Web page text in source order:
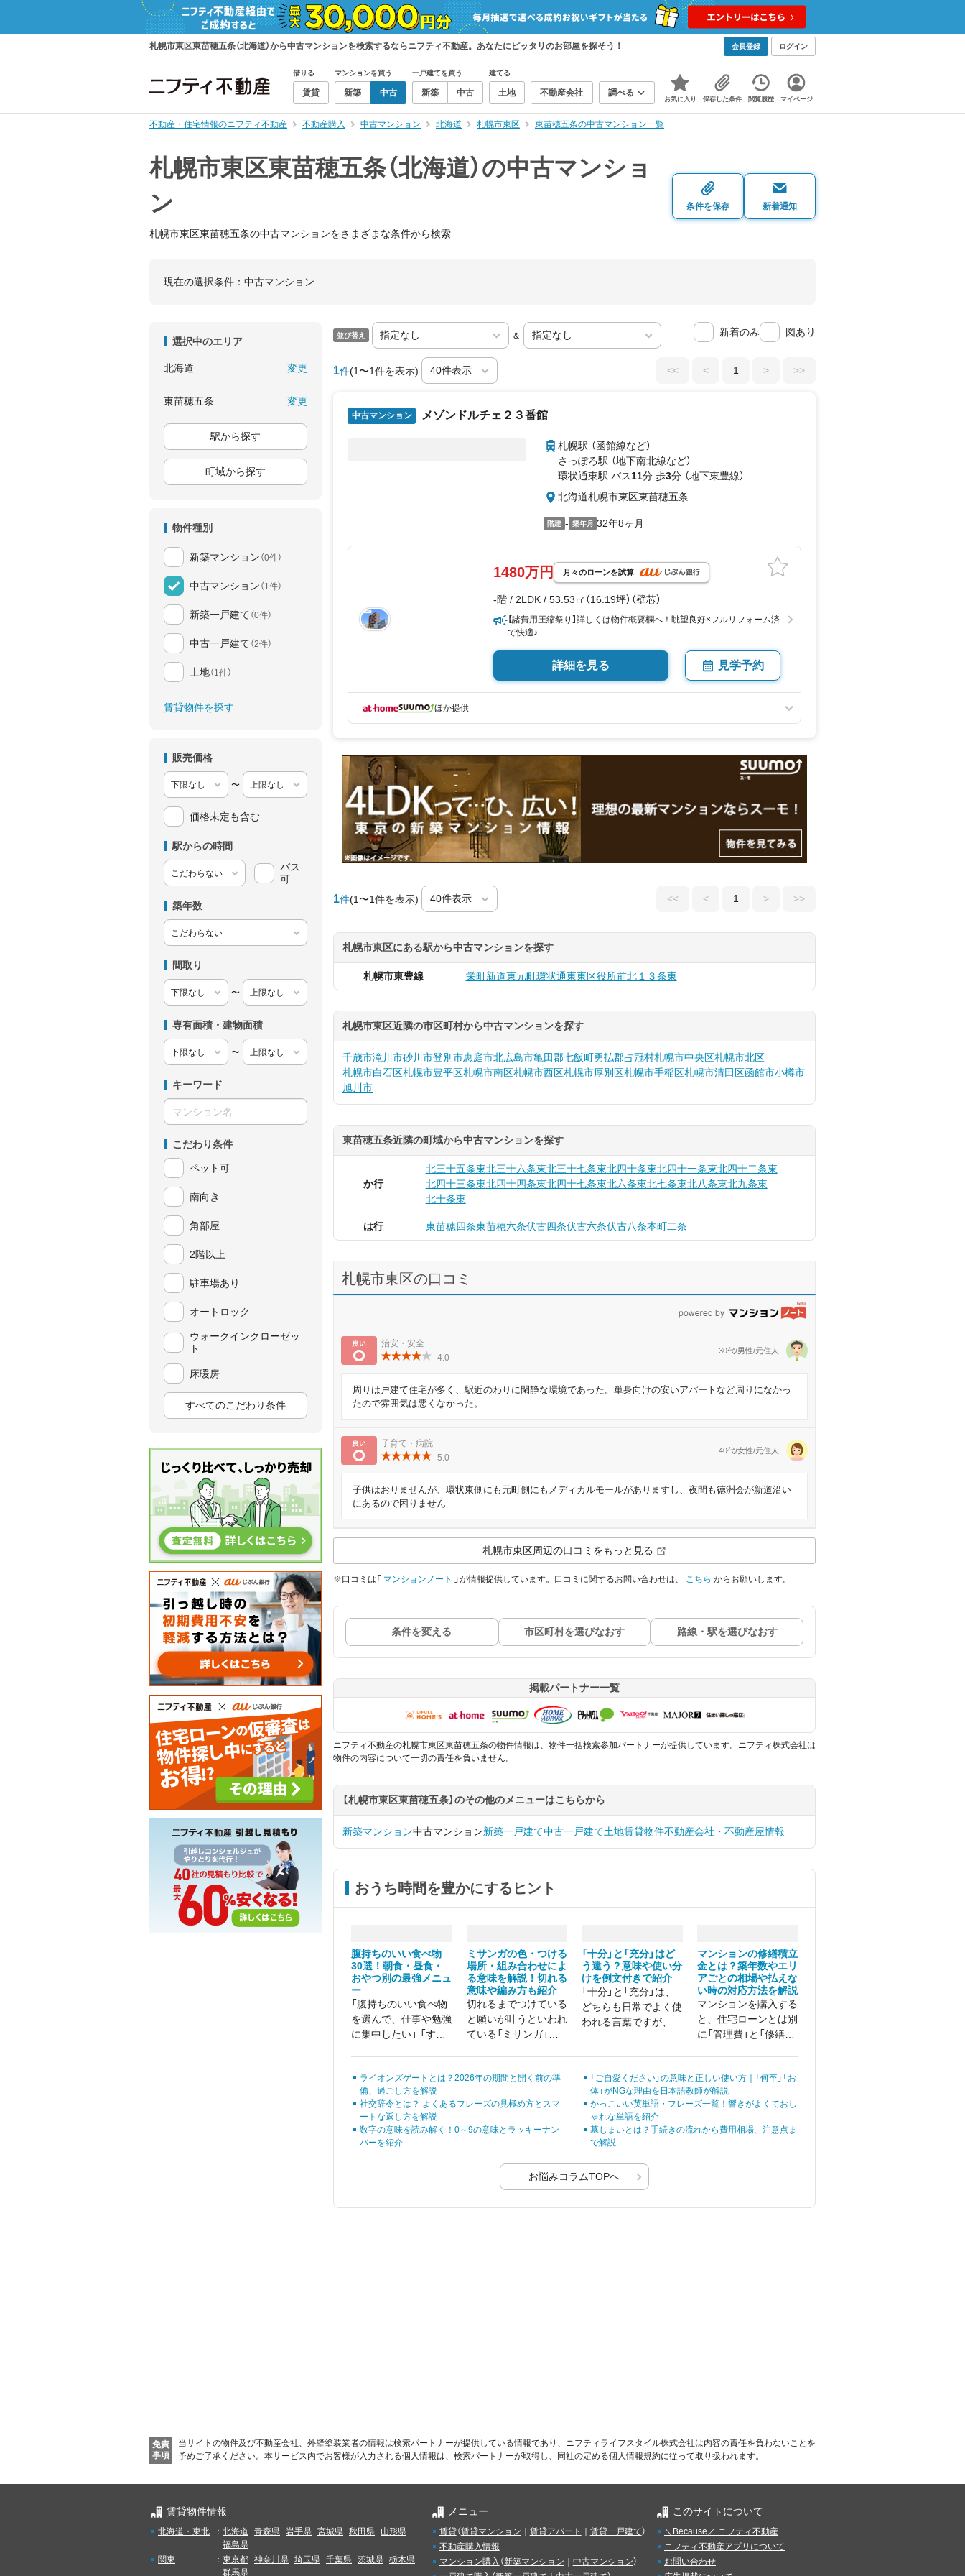
札幌市東区東苗穂五条（北海道）から中古マンションを検索するならニフティ不動産。あなたにピッタリのお部屋を探そう！ 会員登録 ログイン
借りる
賃貸
マンションを買う
新築 中古
一戸建てを買う
新築 中古
建てる
土地 不動産会社 調べる
お気に入り 保存した条件 閲覧履歴 マイページ
不動産・住宅情報のニフティ不動産 不動産購入 中古マンション 北海道 札幌市東区 東苗穂五条の中古マンション一覧
札幌市東区東苗穂五条（北海道）の中古マンショ
ン
札幌市東区東苗穂五条の中古マンションをさまざまな条件から検索
条件を保存 新着通知
現在の選択条件： 中古マンション
選択中のエリア
北海道 変更
東苗穂五条 変更
駅から探す
町域から探す
物件種別
新築マンション （0件）
中古マンション （1件）
新築一戸建て （0件）
中古一戸建て （2件）
土地（1件）
賃貸物件を探す
販売価格
〜
価格未定も含む
駅からの時間
バス
可
築年数
間取り
〜
専有面積・建物面積
〜
キーワード
こだわり条件
ペット可
南向き
角部屋
2階以上
駐車場あり
オートロック
ウォークインクローゼッ
ト
床暖房
すべてのこだわり条件
並び替え ＆ 新着のみ 図あり
1件(1〜1件を表示) << < 1 > >>
中古マンション メゾンドルチェ２３番館
札幌駅 （函館線など）
さっぽろ駅 （地下南北線など）
環状通東駅 バス11分 歩3分 （地下東豊線）
北海道札幌市東区東苗穂五条
階建 - 築年月 32年8ヶ月
1480万円 月々のローンを試算
-階 / 2LDK / 53.53㎡（16.19坪）（壁芯）
【諸費用圧縮祭り】詳しくは物件概要欄へ！眺望良好×フルリフォーム済
で快適♪
詳細を見る 見学予約
ほか提供
1件(1〜1件を表示) << < 1 > >>
札幌市東区にある駅から中古マンションを探す
札幌市東豊線 栄町新道東元町環状通東東区役所前北１３条東
札幌市東区近隣の市区町村から中古マンションを探す
千歳市滝川市砂川市登別市恵庭市北広島市亀田郡七飯町勇払郡占冠村札幌市中央区札幌市北区
札幌市白石区札幌市豊平区札幌市南区札幌市西区札幌市厚別区札幌市手稲区札幌市清田区函館市小樽市
旭川市
東苗穂五条近隣の町域から中古マンションを探す
か行
北三十五条東北三十六条東北三十七条東北四十条東北四十一条東北四十二条東
北四十三条東北四十四条東北四十七条東北六条東北七条東北八条東北九条東
北十条東
は行 東苗穂四条東苗穂六条伏古四条伏古六条伏古八条本町二条
札幌市東区の口コミ
良い
治安・安全
4.0
30代/男性/元住人
周りは戸建て住宅が多く、駅近のわりに閑静な環境であった。単身向けの安いアパートなど周りになかっ
たので雰囲気は悪くなかった。
良い
子育て・病院
5.0
40代/女性/元住人
子供はおりませんが、環状東側にも元町側にもメディカルモールがありますし、夜間も徳洲会が新道沿い
にあるので困りません
札幌市東区周辺の口コミをもっと見る
※口コミは「 マンションノート 」が情報提供しています。口コミに関するお問い合わせは、 こちら からお願いします。
条件を変える 市区町村を選びなおす 路線・駅を選びなおす
掲載パートナー一覧
ニフティ不動産の札幌市東区東苗穂五条の物件情報は、物件一括検索参加パートナーが提供しています。ニフティ株式会社は
物件の内容について一切の責任を負いません。
【札幌市東区東苗穂五条】のその他のメニューはこちらから
新築マンション中古マンション新築一戸建て中古一戸建て土地賃貸物件不動産会社・不動産屋情報
おうち時間を豊かにするヒント
腹持ちのいい食べ物
30選！朝食・昼食・
おやつ別の最強メニュ
ー
「腹持ちのいい食べ物
を選んで、仕事や勉強
に集中したい」 「すぐ
る……」
ミサンガの色・つける
場所・組み合わせによ
る意味を解説！切れる
意味や編み方も紹介
切れるまでつけている
と願いが叶うといわれ
ている「ミサンガ」。
も多いでしょう。
「十分」と「充分」はど
う違う？意味や使い分
けを例文付きで紹介
「十分」と「充分」は、
どちらも日常でよく使
われる言葉ですが、
ある方も多いのではな
いでしょうか。
マンションの修繕積立
金とは？築年数やエリ
アごとの相場や払えな
い時の対応方法を解説
マンションを購入する
と、住宅ローンとは別
に「管理費」と「修繕積
ライオンズゲートとは？2026年の期間と開く前の準
備、過ごし方を解説
「ご自愛ください」の意味と正しい使い方｜「何卒」「お
体」がNGな理由を日本語教師が解説
社交辞令とは？ よくあるフレーズの見極め方とスマ
ートな返し方を解説
かっこいい英単語・フレーズ一覧！響きがよくておし
ゃれな単語を紹介
数字の意味を読み解く！0～9の意味とラッキーナン
バーを紹介
墓じまいとは？手続きの流れから費用相場、注意点ま
で解説
お悩みコラムTOPへ
免責
事項
当サイトの物件及び不動産会社、外壁塗装業者の情報は検索パートナーが提供している情報であり、ニフティライフスタイル株式会社は内容の責任を負わないことを
予めご了承ください。 本サービス内でお客様が入力される個人情報は、検索パートナーが取得し、同社の定める個人情報規約に従って取り扱われます。
賃貸物件情報
北海道・東北 ： 北海道 青森県 岩手県 宮城県 秋田県
山形県
福島県
関東
： 東京都 神奈川県 埼玉県 千葉県 茨城県 栃木県
群馬県
メニュー
賃貸（賃貸マンション 賃貸アパート 賃貸一戸建て）
不動産購入情報
マンション購入 （新築マンション 中古マンション）
このサイトについて
＼Because／ ニフティ不動産
ニフティ不動産アプリについて
お問い合わせ